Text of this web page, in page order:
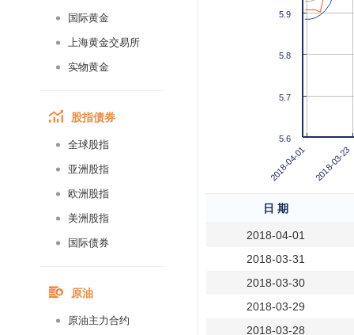
国际黄金
上海黄金交易所
实物黄金
股指债券
全球股指
亚洲股指
欧洲股指
美洲股指
国际债券
原油
原油主力合约
2018-04-01 2018-03-23
5.6
5.7
5.8
5.9
日 期
2018-04-01
2018-03-31
2018-03-30
2018-03-29
2018-03-28